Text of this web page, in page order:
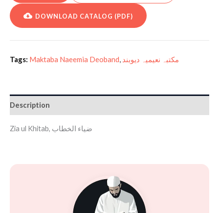
DOWNLOAD CATALOG (PDF)
Tags: Maktaba Naeemia Deoband, مکتبہ نعیمیہ دیوبند
Description
Zia ul Khitab, ضیاء الخطاب